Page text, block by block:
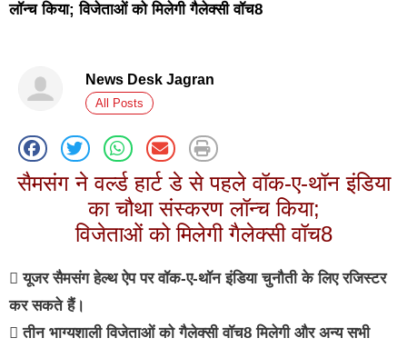
लॉन्च किया; विजेताओं को मिलेगी गैलेक्सी वॉच8
News Desk Jagran
All Posts
सैमसंग ने वर्ल्‍ड हार्ट डे से पहले वॉक-ए-थॉन इंडिया
का चौथा संस्करण लॉन्च किया;
विजेताओं को मिलेगी गैलेक्सी वॉच8
 यूजर सैमसंग हेल्थ ऐप पर वॉक-ए-थॉन इंडिया चुनौती के लिए रजिस्टर
कर सकते हैं।
 तीन भाग्यशाली विजेताओं को गैलेक्सी वॉच8 मिलेगी और अन्य सभी